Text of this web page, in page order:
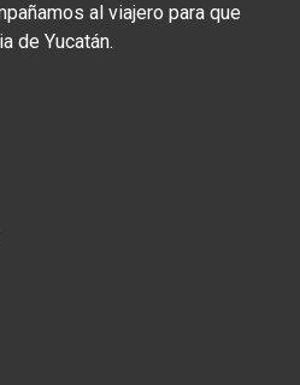
al viajero para que
de Yucatán.